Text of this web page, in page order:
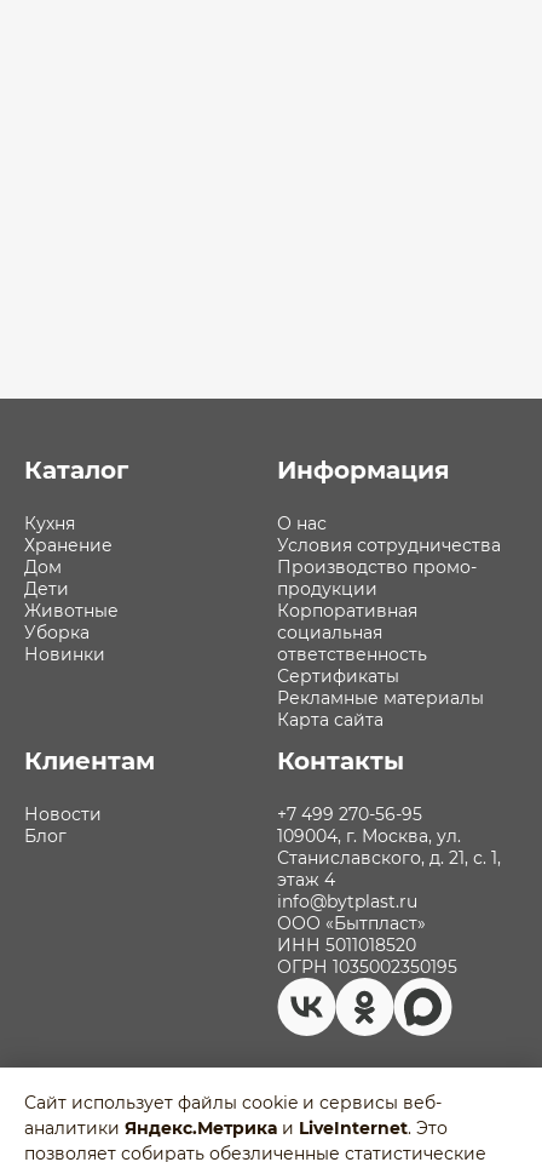
Каталог
Кухня
Хранение
Дом
Дети
Животные
Уборка
Новинки
Информация
О нас
Условия сотрудничества
Производство промо-
продукции
Корпоративная
социальная
ответственность
Сертификаты
Рекламные материалы
Карта сайта
Клиентам
Новости
Блог
Контакты
+7 499 270-56-95
109004, г. Москва, ул.
Станиславского, д. 21, с. 1,
этаж 4
info@bytplast.ru
ООО «Бытпласт»
ИНН 5011018520
ОГРН 1035002350195
Политика обработки персональных
данных
Сайт использует файлы cookie и сервисы веб-
аналитики Яндекс.Метрика и LiveInternet. Это
позволяет собирать обезличенные статистические